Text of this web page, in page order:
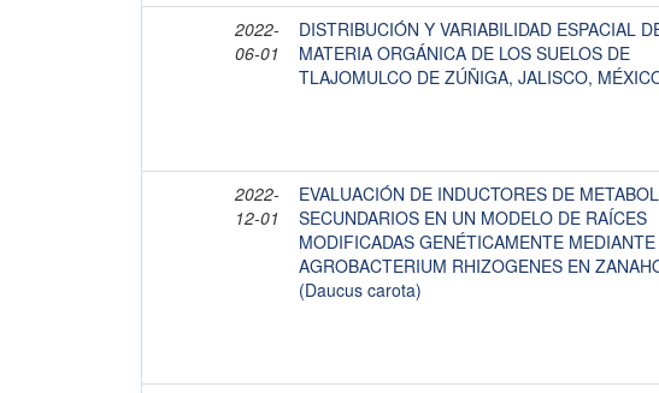
2022-
06-01
DISTRIBUCIÓN Y VARIABILIDAD ESPACIAL
MATERIA ORGÁNICA DE LOS SUELOS DE
TLAJOMULCO DE ZÚÑIGA, JALISCO,
2022-
12-01
EVALUACIÓN DE INDUCTORES DE
SECUNDARIOS EN UN MODELO DE RAÍCES
MODIFICADAS GENÉTICAMENTE MEDIANTE
AGROBACTERIUM RHIZOGENES EN
(Daucus carota)